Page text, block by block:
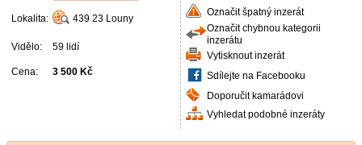
Lokalita: 439 23 Louny
Vidělo: 59 lidí
Cena: 3 500 Kč
Označit špatný inzerát
Označit chybnou kategorii
inzerátu
Vytisknout inzerát
Sdílejte na Facebooku
Doporučit kamarádovi
Vyhledat podobné inzeráty